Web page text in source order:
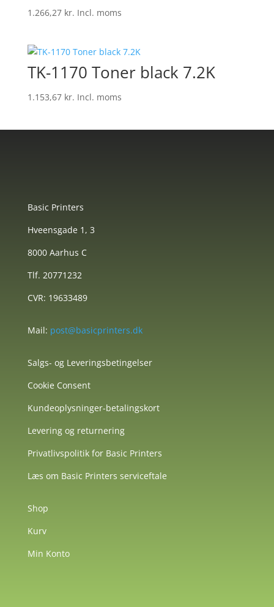
1.266,27 kr. Incl. moms
TK-1170 Toner black 7.2K
1.153,67 kr. Incl. moms
Basic Printers
Hveensgade 1, 3
8000 Aarhus C
Tlf. 20771232
CVR: 19633489
Mail: post@basicprinters.dk
Salgs- og Leveringsbetingelser
Cookie Consent
Kundeoplysninger-betalingskort
Levering og returnering
Privatlivspolitik for Basic Printers
Læs om Basic Printers serviceftale
Shop
Kurv
Min Konto